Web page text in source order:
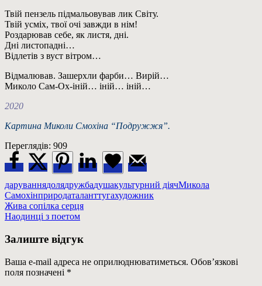
Твій пензель підмальовував лик Світу.
Твій усміх, твої очі завжди в нім!
Роздарював себе, як листя, дні.
Дні листопадні…
Відлетів з вуст вітром…
Відмалював. Зашерхли фарби… Вирій…
Миколо Сам-Ох-іній… іній… іній…
2020
Картина Миколи Смохіна “Подружжя”.
Переглядів: 909
даруваннядолядружбадушакультурний діячМикола
Самохінприродаталанттугахудожник
Навігація
записів
Previous
Post:
Жива сопілка серця
Next
Наодинці з поетом
Залиште відгук
Ваша e-mail адреса не оприлюднюватиметься. Обов’язкові
поля позначені *